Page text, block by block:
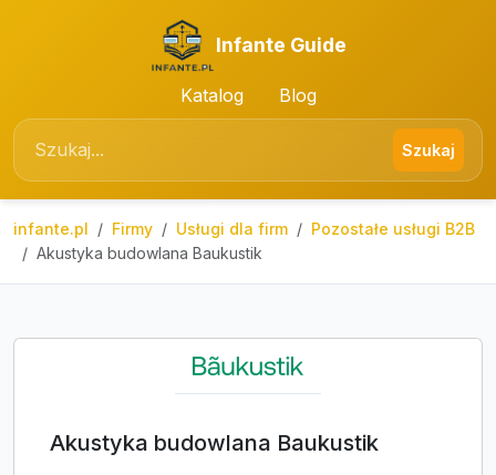
Infante Guide
Katalog Blog
Szukaj
infante.pl Firmy Usługi dla firm
Pozostałe usługi B2B
Akustyka budowlana Baukustik
Akustyka budowlana Baukustik